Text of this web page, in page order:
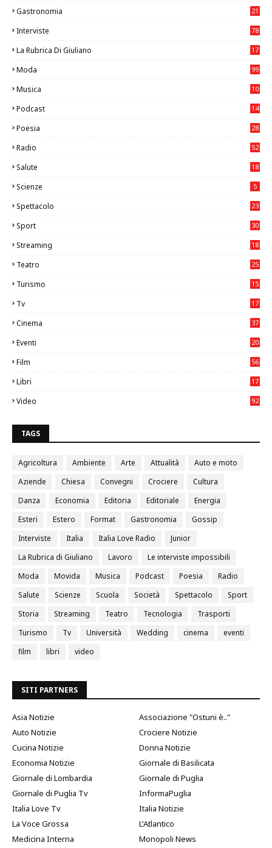
Gastronomia
21
Interviste 78
La Rubrica Di Giuliano
17
Moda 99
Musica
10
Podcast 14
Poesia 28
Radio 52
Salute
18
Scienze 5
Spettacolo 23
Sport
30
Streaming 18
Teatro
25
Turismo
15
Tv
17
Cinema
37
Eventi
20
Film
56
Libri
17
Video
92
TAGS
Agricoltura Ambiente Arte Attualità
Auto e moto
Aziende
Chiesa Convegni Crociere
Cultura
Danza
Economia Editoria Editoriale
Energia
Esteri
Estero Format Gastronomia
Gossip
Interviste
Italia Italia Love Radio
Junior
La Rubrica di Giuliano
Lavoro
Le interviste impossibili
Moda
Movida Musica Podcast Poesia
Radio
Salute
Scienze Scuola Società Spettacolo
Sport
Storia
Streaming Teatro Tecnologia
Trasporti
Turismo
Tv Università Wedding cinema
eventi
film
libri video
SITI PARTNERS
Asia Notizie
Associazione "Ostuni è.."
Auto Notizie
Crociere Notizie
Cucina Notizie
Donna Notizie
Economia Notizie
Giornale di Basilicata
Giornale di Lombardia
Giornale di Puglia
Giornale di Puglia Tv
InformaPuglia
Italia Love Tv
Italia Notizie
La Voce Grossa
L'Atlantico
Medicina Interna
Monopoli News